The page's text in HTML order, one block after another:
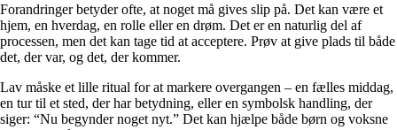
Forandringer betyder ofte, at noget må gives slip på. Det kan være et
hjem, en hverdag, en rolle eller en drøm. Det er en naturlig del af
processen, men det kan tage tid at acceptere. Prøv at give plads til både
det, der var, og det, der kommer.
Lav måske et lille ritual for at markere overgangen – en fælles middag,
en tur til et sted, der har betydning, eller en symbolsk handling, der
siger: “Nu begynder noget nyt.” Det kan hjælpe både børn og voksne